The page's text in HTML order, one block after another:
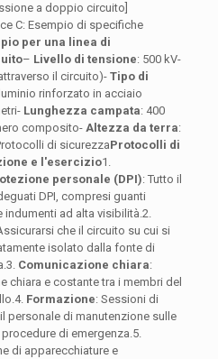
a doppio circuito]
C: Esempio di specifiche
per una linea di
– Livello di tensione: 500 kV-
il circuito)- Tipo di
rinforzato in acciaio
Lunghezza campata: 400
composito-Altezza da terra:
di sicurezzaProtocolli di
e l'esercizio1.
personale (DPI): Tutto il
DPI, compresi guanti
ad alta visibilità.2.
che il circuito su cui si
isolato dalla fonte di
Comunicazione chiara:
chiara e costante tra i membri del
Formazione: Sessioni di
personale di manutenzione sulle
di emergenza.5.
di apparecchiature e